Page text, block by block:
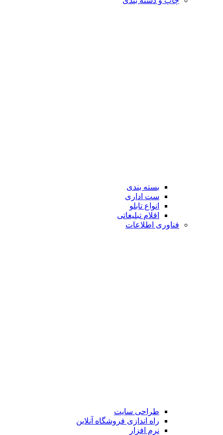
بسته بندی
ست اداری
انواع تابلو
اقلام تبلیغاتی
فناوری اطلاعات
طراحی سایت
راه اندازی فروشگاه آنلاین
نرم افزار